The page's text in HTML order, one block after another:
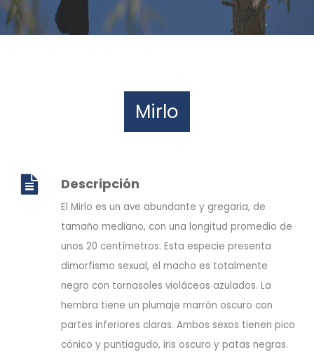
Mirlo
Descripción
El Mirlo es un ave abundante y gregaria, de
tamaño mediano, con una longitud promedio de
unos 20 centímetros. Esta especie presenta
dimorfismo sexual, el macho es totalmente
negro con tornasoles violáceos azulados. La
hembra tiene un plumaje marrón oscuro con
partes inferiores claras. Ambos sexos tienen pico
cónico y puntiagudo, iris oscuro y patas negras.